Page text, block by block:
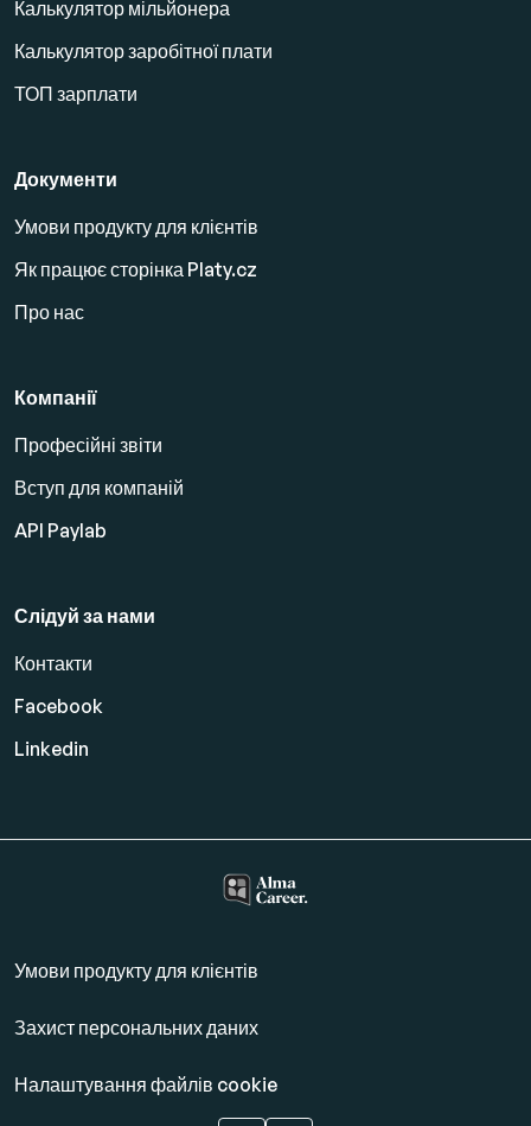
Калькулятор мільйонера
Калькулятор заробітної плати
ТОП зарплати
Документи
Умови продукту для клієнтів
Як працює сторінка Platy.cz
Про нас
Компанії
Професійні звіти
Вступ для компаній
API Paylab
Слідуй за нами
Контакти
Facebook
Linkedin
Умови продукту для клієнтів
Захист персональних даних
Налаштування файлів cookie